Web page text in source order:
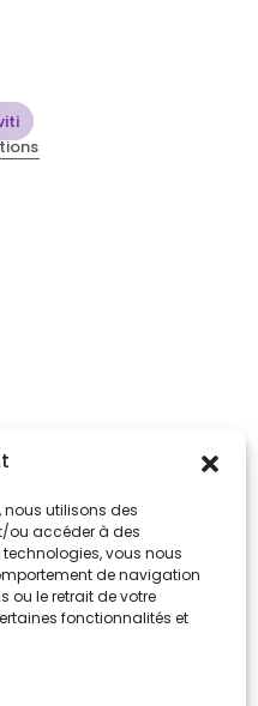
nous utilisons des
ou accéder à des
vous nous
de navigation
ou le retrait de votre
fonctionnalités et